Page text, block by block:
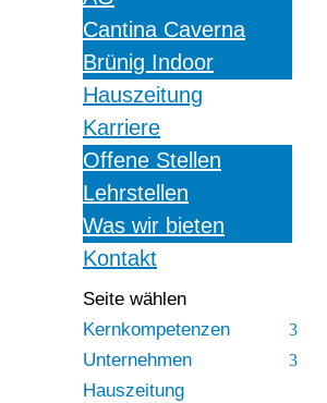
Cantina Caverna
Brünig Indoor
Hauszeitung
Karriere
Offene Stellen
Lehrstellen
Was wir bieten
Kontakt
Seite wählen
Kernkompetenzen
Unternehmen
Hauszeitung